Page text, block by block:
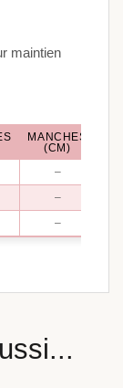
maintien
MANCHES
(CM)
–
–
–